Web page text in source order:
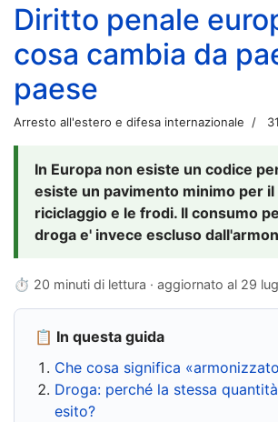
Diritto penale
cosa cambia da
paese
Arresto all'estero e difesa internazionale
In Europa non esiste un codice
esiste un pavimento minimo per
riciclaggio e le frodi. Il consumo
droga e' invece escluso
⏱ 20 minuti di lettura · aggiornato al 29
📋 In questa guida
Che cosa significa
Droga: perché la stessa
esito?